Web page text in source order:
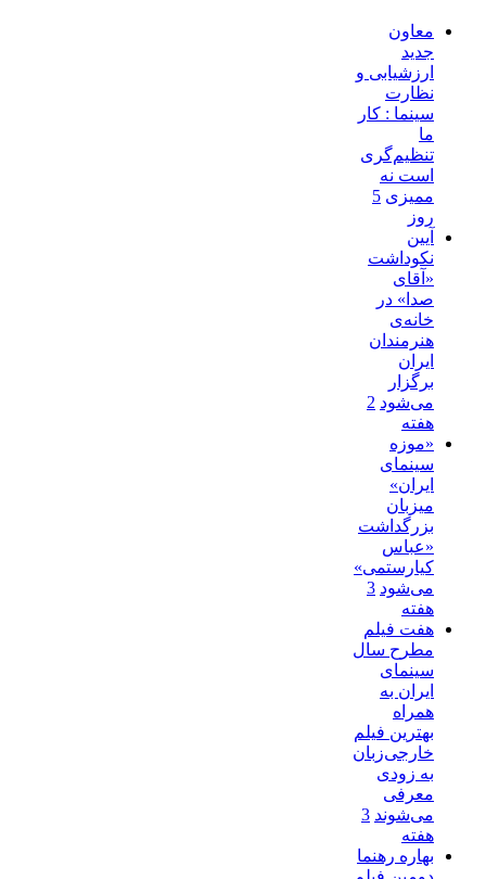
معاون
جدید
ارزشیابی و
نظارت
سینما : کار
ما
تنظیم‌گری
است نه
ممیزی 5
روز
آیین
نکوداشت
«آقای
صدا» در
خانه‌ی
هنرمندان
ایران
برگزار
می‌شود 2
هفته
«موزه
سینمای
ایران»
میزبان
بزرگداشت
«عباس
کیارستمی»
می‌شود 3
هفته
هفت فیلم
مطرح سال
سینمای
ایران به
همراه
بهترین فیلم
خارجی‌زبان
به زودی
معرفی
می‌شوند 3
هفته
بهاره رهنما